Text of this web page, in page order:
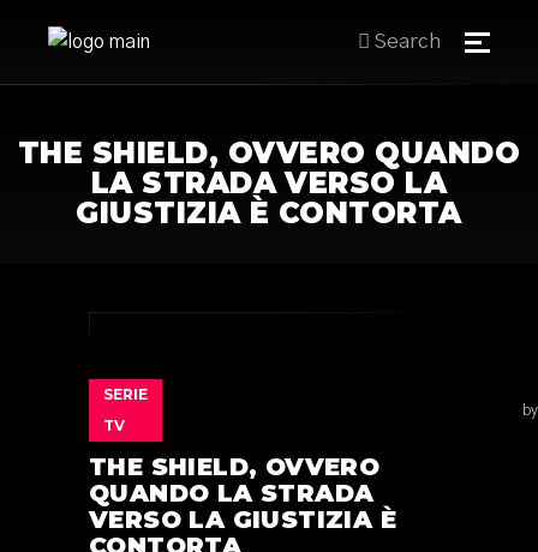
Search
THE SHIELD, OVVERO QUANDO
LA STRADA VERSO LA
GIUSTIZIA È CONTORTA
SERIE
TV
by
THE SHIELD, OVVERO
QUANDO LA STRADA
VERSO LA GIUSTIZIA È
CONTORTA